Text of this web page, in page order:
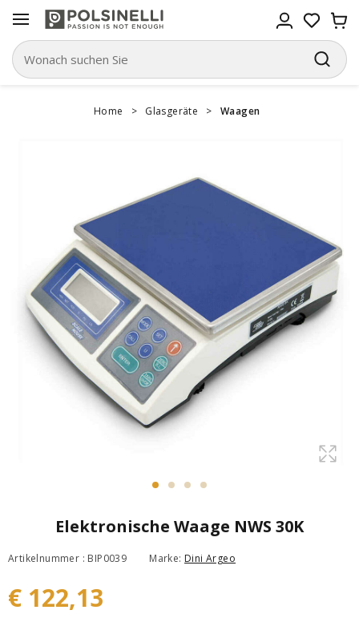
Home > Glasgeräte > Waagen
Elektronische Waage NWS 30K
Artikelnummer : BIP0039 Marke: Dini Argeo
€ 122,13